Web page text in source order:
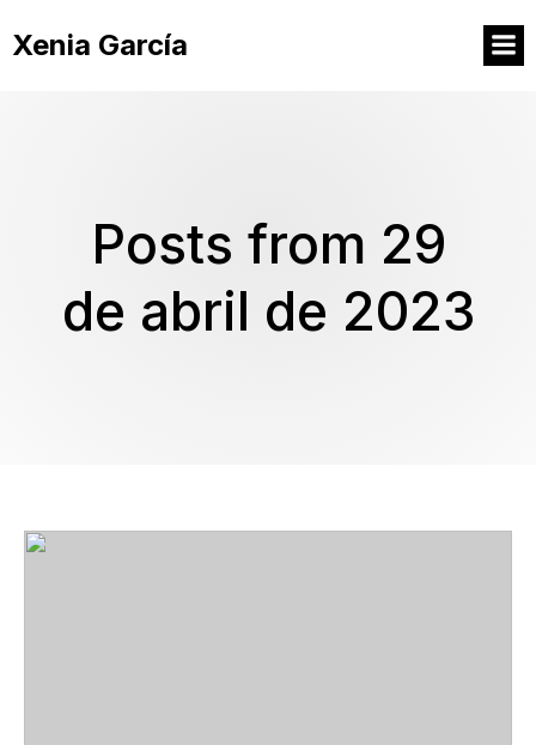
Xenia García
Posts from 29
de abril de 2023